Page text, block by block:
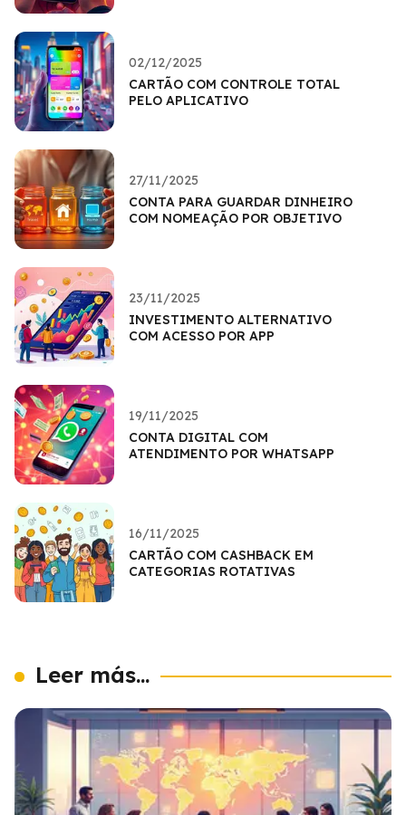
02/12/2025
CARTÃO COM CONTROLE TOTAL
PELO APLICATIVO
27/11/2025
CONTA PARA GUARDAR DINHEIRO
COM NOMEAÇÃO POR OBJETIVO
23/11/2025
INVESTIMENTO ALTERNATIVO
COM ACESSO POR APP
19/11/2025
CONTA DIGITAL COM
ATENDIMENTO POR WHATSAPP
16/11/2025
CARTÃO COM CASHBACK EM
CATEGORIAS ROTATIVAS
Leer más...